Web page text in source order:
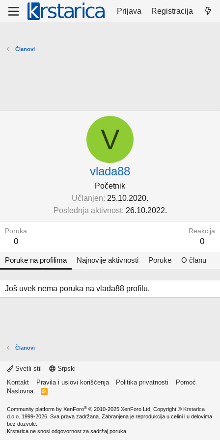
Prijava Registracija
Članovi
V
vlada88
Početnik
Učlanjen 25.10.2020.
Poslednja aktivnost 26.10.2022.
Poruka
0
Reakcija
0
Poruke na profilima Najnovije aktivnosti Poruke O članu
Još uvek nema poruka na vlada88 profilu.
Članovi
Svetli stil
Srpski
Kontakt
Pravila i uslovi korišćenja Politika privatnosti
Pomoć
Naslovna
R
Community platform by XenForo® © 2010-2025 XenForo Ltd. Copyright © Krstarica
d.o.o. 1999-2026. Sva prava zadržana. Zabranjena je reprodukcija u celini i u delovima
bez dozvole.
Krstarica ne snosi odgovornost za sadržaj poruka.